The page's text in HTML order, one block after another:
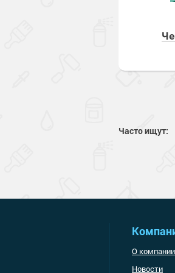
Часто ищут:
О компании
Новости